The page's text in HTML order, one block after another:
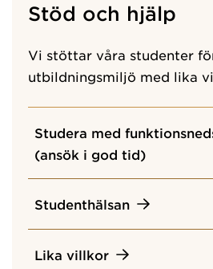
Stöd och hjälp
Vi stöttar våra studenter
utbildningsmiljö med lika
Studera med
(ansök i god tid)
Studenthälsan
Lika villkor